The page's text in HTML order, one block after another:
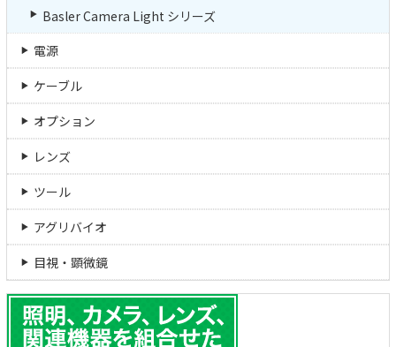
Basler Camera Light シリーズ
電源
ケーブル
オプション
レンズ
ツール
アグリバイオ
目視・顕微鏡